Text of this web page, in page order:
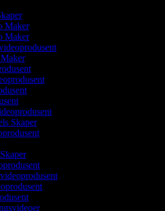
Maker
Maker
Maker
Skaper